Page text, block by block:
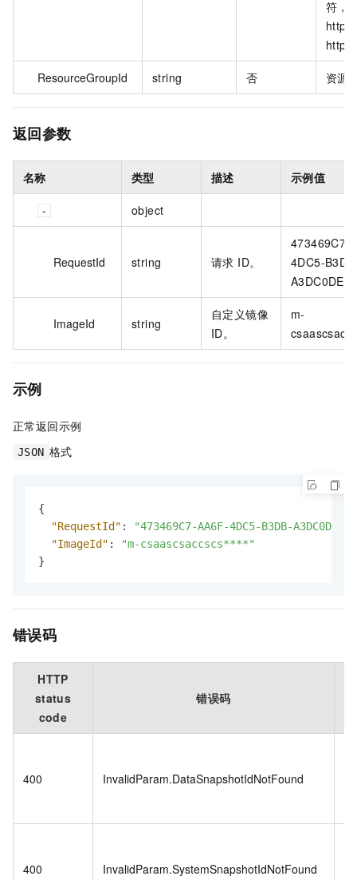
符，
ResourceGroupId string 否 资源
返回参数
名称 类型 描述 示例值
object
RequestId string 请求 ID。
473469C7-
4DC5-
ImageId string
自定义镜像
ID。
m-
示例
正常返回示例
JSON 格式
{
"RequestId" :
"473469C7-AA6F-4DC5-B3DB-
"ImageId" :
"m-csaascsaccscs****"
}
错误码
HTTP
status
code
错误码
400 InvalidParam.DataSnapshotIdNotFound
400 InvalidParam.SystemSnapshotIdNotFound